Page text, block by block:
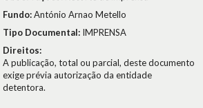
Fundo:António Arnao Metello
Tipo Documental: IMPRENSA
Direitos:
A publicação, total ou parcial, deste documento
exige prévia autorização da entidade
detentora.